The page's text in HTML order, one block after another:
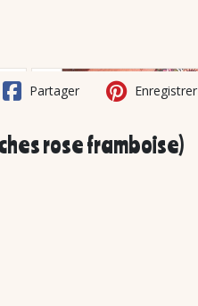
Partager Enregistrer
rose framboise)